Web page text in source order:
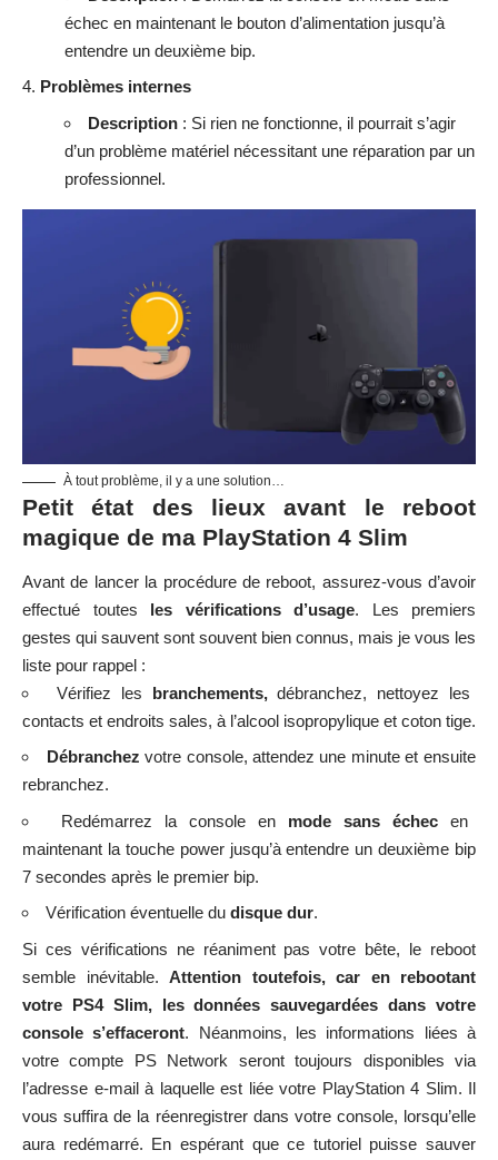
échec en maintenant le bouton d’alimentation jusqu’à
entendre un deuxième bip.
Problèmes internes
Description: Si rien ne fonctionne, il pourrait s’agir
d’un problème matériel nécessitant une réparation par un
professionnel.
À tout problème, il y a une solution…
Petit état des lieux avant le reboot
magique de ma PlayStation 4 Slim
Avant de lancer la procédure de reboot, assurez-vous d’avoir
effectué toutes les vérifications d’usage. Les premiers
gestes qui sauvent sont souvent bien connus, mais je vous les
liste pour rappel :
Vérifiez les branchements,débranchez, nettoyez les
contacts et endroits sales, à l’alcool isopropylique et coton tige.
Débranchez votre console, attendez une minute et ensuite
rebranchez.
Redémarrez la console en mode sans échec en
maintenant la touche power jusqu’à entendre un deuxième bip
7 secondes après le premier bip.
Vérification éventuelle du disque dur.
Si ces vérifications ne réaniment pas votre bête, le reboot
semble inévitable. Attention toutefois, car en rebootant
votre PS4 Slim, les données sauvegardées dans votre
console s’effaceront. Néanmoins, les informations liées à
votre compte PS Network seront toujours disponibles via
l’adresse e-mail à laquelle est liée votre PlayStation 4 Slim. Il
vous suffira de la réenregistrer dans votre console, lorsqu’elle
aura redémarré. En espérant que ce tutoriel puisse sauver